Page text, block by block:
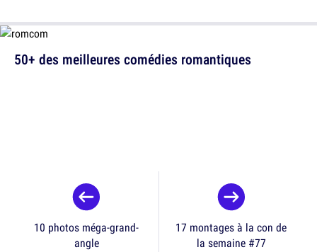
50+ des meilleures comédies romantiques
10 photos méga-grand-
angle
17 montages à la con de
la semaine #77